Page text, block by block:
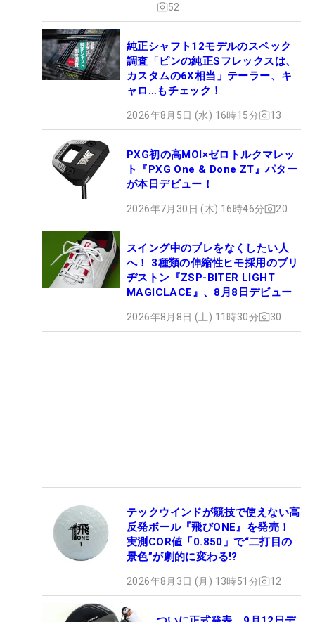
52
純正シャフト12モデルのスペック
調査「ピンの純正Sフレックスは、
カスタムの6X相当」テーラー、キ
ャロ…もチェック！
2026年8月5日 (水) 16時15分 13
PXG初の高MOI×ゼロトルクマレッ
ト『PXG One & Done ZT』パター
が本日デビュー！
2026年7月30日 (木) 16時46分 20
スイング中のブレをなくしたい人
へ！ 3種類の伸縮性ヒモ採用のブリ
ヂストン『ZSP-BITER LIGHT
MAGICLACE』、8月8日デビュー
2026年8月8日 (土) 11時30分 30
テックウインドが競技で使えない高
反発ボール『飛びONE』を発売！
実測COR値「0.850」で“二打目の
景色”が劇的に変わる!?
2026年8月3日 (月) 13時51分 12